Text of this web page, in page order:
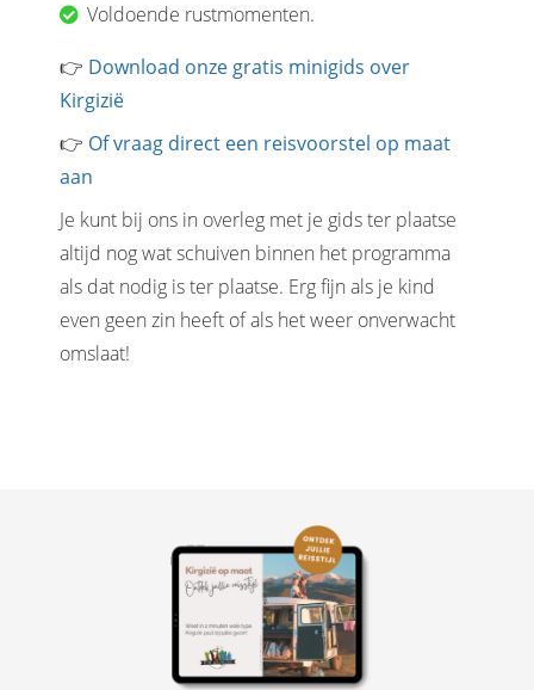
Voldoende rustmomenten.
👉 Download onze gratis minigids over
Kirgizië
👉 Of vraag direct een reisvoorstel op maat
aan
Je kunt bij ons in overleg met je gids ter plaatse
altijd nog wat schuiven binnen het programma
als dat nodig is ter plaatse. Erg fijn als je kind
even geen zin heeft of als het weer onverwacht
omslaat!